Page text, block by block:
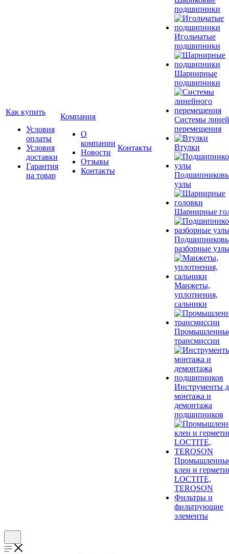
Как купить
Условия
оплаты
Условия
доставки
Гарантия
на товар
Компания
О
компании
Новости
Отзывы
Контакты
Контакты
подшипники
Игольчатые
подшипники
Шарнирные
подшипники
Системы
перемещения
Втулки
узлы
Шарнирные
разборные
Манжеты,
уплотнения,
сальники
трансмиссии
Инструменты
монтажа и
демонтажа
подшипников
клеи и
LOCTITE,
TEROSON
Фильтры и
фильтрующие
элементы